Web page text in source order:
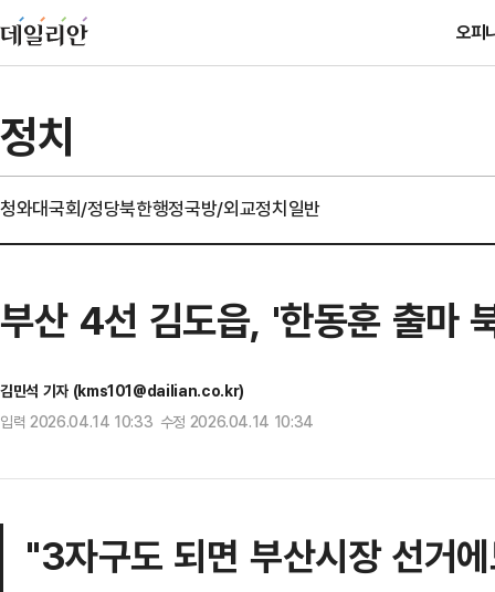
오피
정치
청와대국회/정당북한행정국방/외교정치일반
부산 4선 김도읍, '한동훈 출마
김민석 기자 (kms101@dailian.co.kr)
입력 2026.04.14 10:33 수정 2026.04.14 10:34
"3자구도 되면 부산시장 선거